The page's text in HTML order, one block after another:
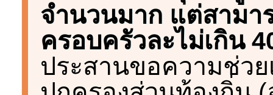
จำนวนมาก แต่สามา
ครอบครัวละไม่เกิน
ประสานขอความช่ว